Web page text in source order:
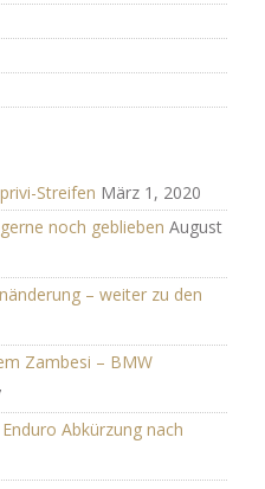
Streifen März 1, 2020
noch geblieben August
– weiter zu den
Zambesi – BMW
Abkürzung nach